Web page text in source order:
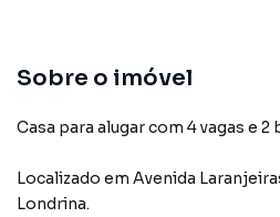
Sobre o imóvel
Casa para alugar com 4 vagas e 2
Localizado em Avenida
Londrina.